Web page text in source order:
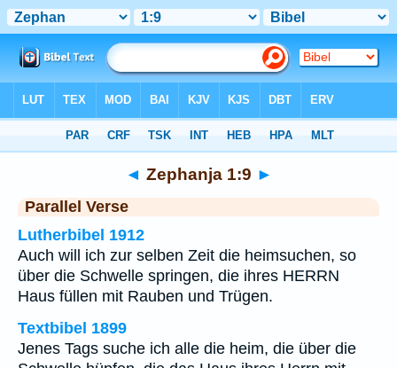
◄ Zephanja 1:9 ►
Parallel Verse
Lutherbibel 1912
Auch will ich zur selben Zeit die heimsuchen, so
über die Schwelle springen, die ihres HERRN
Haus füllen mit Rauben und Trügen.
Textbibel 1899
Jenes Tags suche ich alle die heim, die über die